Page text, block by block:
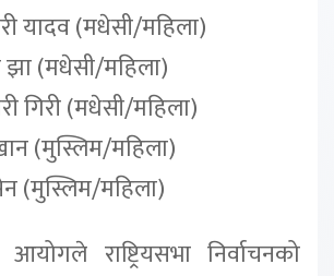
यादव (मधेसी/महिला)
झा (मधेसी/महिला)
गिरी (मधेसी/महिला)
(मुस्लिम/महिला)
(मुस्लिम/महिला)
राष्ट्रियसभा निर्वाचनको